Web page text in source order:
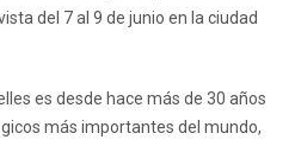
del 7 al 9 de junio en la ciudad
es desde hace más de 30 años
más importantes del mundo,